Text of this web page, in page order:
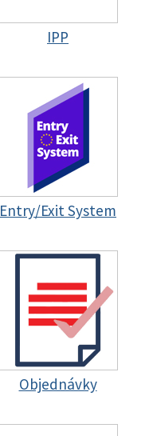
IPP
Entry/Exit System
Objednávky